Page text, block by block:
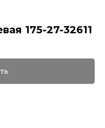
175-27-32611